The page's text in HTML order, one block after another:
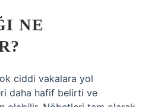
NE
ciddi vakalara yol
daha hafif belirti ve